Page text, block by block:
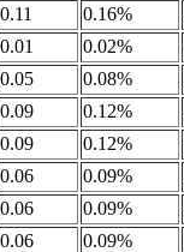
0.11 0.16%
0.01 0.02%
0.05 0.08%
0.09 0.12%
0.09 0.12%
0.06 0.09%
0.06 0.09%
0.06 0.09%